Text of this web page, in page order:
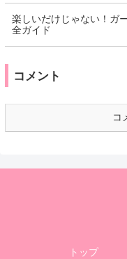
楽しいだけじゃない！ガ
全ガイド
コメント
コ
トップ